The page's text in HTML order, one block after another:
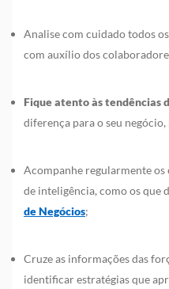
Analise com cuidado todos
com auxílio dos
Fique atento às tendências
diferença para o seu
Acompanhe regularmente
de inteligência, como os que
de Negócios;
Cruze as informações das
identificar estratégias que